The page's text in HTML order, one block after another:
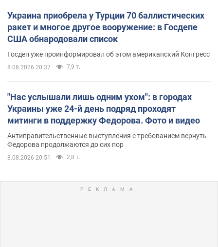
Украина приобрела у Турции 70 баллистических
ракет и многое другое вооружение: в Госдепе
США обнародовали список
Госдеп уже проинформировал об этом американский Конгресс
8.08.2026 20:37 7,9 т.
"Нас услышали лишь одним ухом": в городах
Украины уже 24-й день подряд проходят
митинги в поддержку Федорова. Фото и видео
Антиправительственные выступления с требованием вернуть
Федорова продолжаются до сих пор
8.08.2026 20:51 2,8 т.